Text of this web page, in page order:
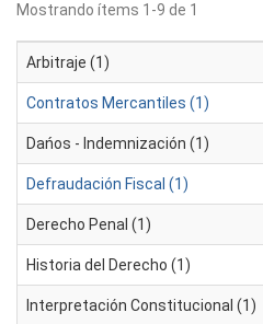
Mostrando ítems 1-9 de 1
Arbitraje (1)
Contratos Mercantiles (1)
Dańos - Indemnización (1)
Defraudación Fiscal (1)
Derecho Penal (1)
Historia del Derecho (1)
Interpretación Constitucional (1)